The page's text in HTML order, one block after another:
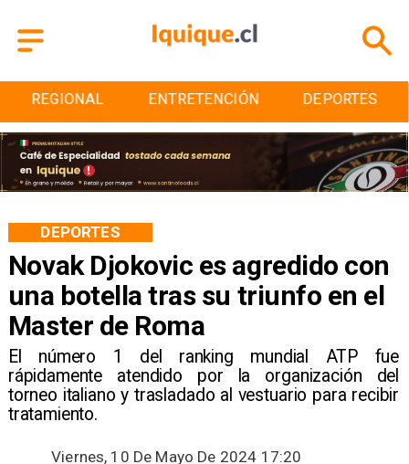
REGIONAL ENTRETENCIÓN DEPORTES
Novak Djokovic es agredido con
una botella tras su triunfo en el
Master de Roma
​El número 1 del ranking mundial ATP fue
rápidamente atendido por la organización del
torneo italiano y trasladado al vestuario para recibir
tratamiento.
DEPORTES
Viernes, 10 De Mayo De 2024 17:20